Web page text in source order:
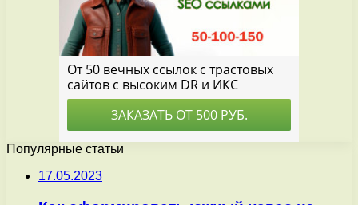
Популярные статьи
17.05.2023